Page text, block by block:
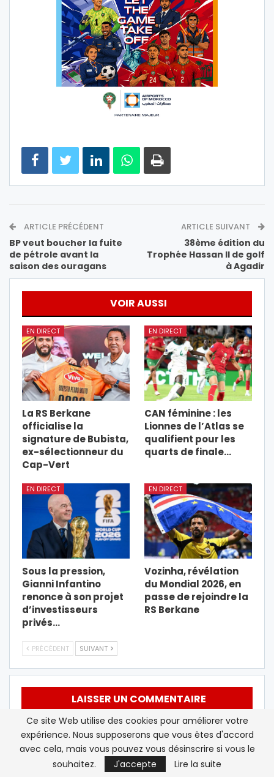
ARTICLE PRÉCÉDENT
BP veut boucher la fuite
de pétrole avant la
saison des ouragans
ARTICLE SUIVANT
38ème édition du
Trophée Hassan II de golf
à Agadir
VOIR AUSSI
EN DIRECT
La RS Berkane
officialise la
signature de Bubista,
ex-sélectionneur du
Cap-Vert
EN DIRECT
CAN féminine : les
Lionnes de l’Atlas se
qualifient pour les
quarts de finale…
EN DIRECT
Sous la pression,
Gianni Infantino
renonce à son projet
d’investisseurs
privés…
EN DIRECT
Vozinha, révélation
du Mondial 2026, en
passe de rejoindre la
RS Berkane
PRÉCÉDENT SUIVANT
LAISSER UN COMMENTAIRE
Votre adresse email ne sera pas publiée.
Ce site Web utilise des cookies pour améliorer votre
expérience. Nous supposerons que vous êtes d'accord
avec cela, mais vous pouvez vous désinscrire si vous le
souhaitez.
J'accepte Lire la suite